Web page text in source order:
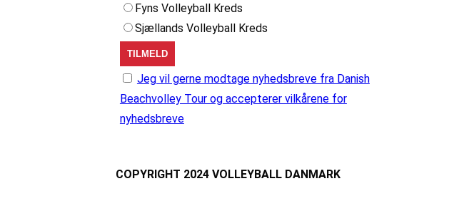
Fyns Volleyball Kreds
Sjællands Volleyball Kreds
Jeg vil gerne modtage nyhedsbreve fra Danish
Beachvolley Tour og accepterer vilkårene for
nyhedsbreve
COPYRIGHT 2024 VOLLEYBALL DANMARK